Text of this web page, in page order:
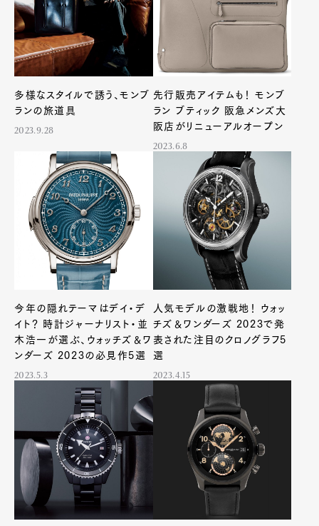
多様なスタイルで誘う、モンブ
ランの旅道具
2023.9.28
先行販売アイテムも！ モンブ
ラン ブティック 阪急メンズ大
阪店がリニューアルオープン
2023.6.8
今年の隠れテーマはデイ・デ
イト？ 時計ジャーナリスト・並
木浩一が選ぶ、ウォッチズ＆ワ
ンダーズ 2023の必見作5選
2023.5.3
人気モデルの激戦地！ ウォッ
チズ＆ワンダーズ 2023で発
表された注目のクロノグラフ5
選
2023.4.15